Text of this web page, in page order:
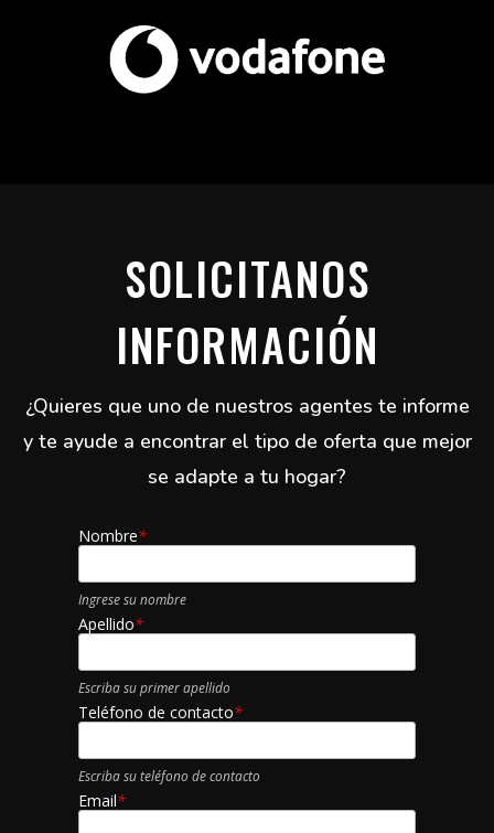
SOLICITANOS
INFORMACIÓN
¿Quieres que uno de nuestros agentes te informe
y te ayude a encontrar el tipo de oferta que mejor
se adapte a tu hogar?
Nombre*
Ingrese su nombre
Apellido*
Escriba su primer apellido
Teléfono de contacto*
Escriba su teléfono de contacto
Email*